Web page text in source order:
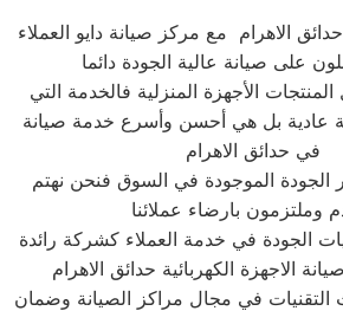
الاهرام مع مركز صيانة دايو العملاء
على صيانة عالية الجودة دائما
الأجهزة المنزلية فالخدمة التي
عادية بل هي أحسن وأسرع خدمة صيانة
في حدائق الاهرام
الجودة الموجودة في السوق فنحن نهتم
وملتزمون بارضاء عملائنا
الجودة في خدمة العملاء كشركة رائدة
الاجهزة الكهربائية حدائق الاهرام
في مجال مراكز الصيانة وضمان